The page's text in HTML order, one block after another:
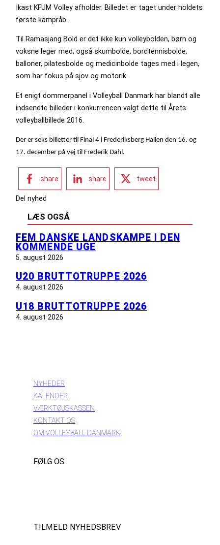
Ikast KFUM Volley afholder. Billedet er taget under holdets
første kampråb.
Til Ramasjang Bold er det ikke kun volleybolden, børn og
voksne leger med; også skumbolde, bordtennisbolde,
balloner, pilatesbolde og medicinbolde tages med i legen,
som har fokus på sjov og motorik.
Et enigt dommerpanel i Volleyball Danmark har blandt alle
indsendte billeder i konkurrencen valgt dette til Årets
volleyballbillede 2016.
Der er seks billetter til Final 4 i Frederiksberg Hallen den 16. og
17. december på vej til Frederik Dahl.
share share tweet
Del nyhed
LÆS OGSÅ
FEM DANSKE LANDSKAMPE I DEN
KOMMENDE UGE
5. august 2026
U20 BRUTTOTRUPPE 2026
4. august 2026
U18 BRUTTOTRUPPE 2026
4. august 2026
NYHEDER
KALENDER
VÆRKTØJSKASSEN
KONTAKT OS
OM VOLLEYBALL DANMARK
FØLG OS
TILMELD NYHEDSBREV